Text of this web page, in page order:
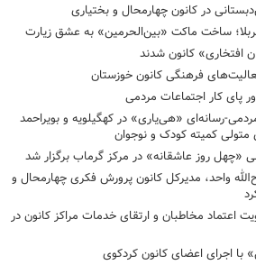
در کانون چهارمحال و بختیاری
ساخت ماکت «بین‌الحرمین» به عشق زیارت
افتخاری» کانون شدند
فرهنگی کانون خوزستان
پای کار اجتماعات مردمی
رسانه‌ای «هی‌یاری» در کهگیلویه و بویراحمد
کمیته کودک و نوجوان
روز عاشقانه» در مرکز گرماب برگزار شد
واحد، مدیرکل کانون پرورش فکری چهارمحال و
اعتماد مخاطبان و ارتقای خدمات مراکز کانون در
اجرای اعضای کانون کردکوی